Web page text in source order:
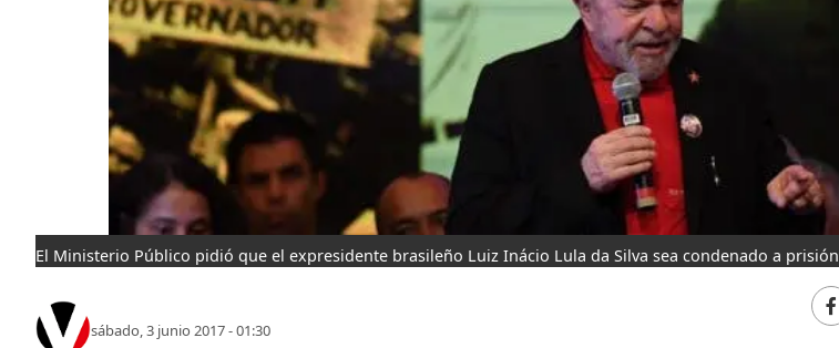
El Ministerio Público pidió que el expresidente brasileño Luiz Inácio Lula da Silva sea condenado a prisión
sábado, 3 junio 2017 - 01:30